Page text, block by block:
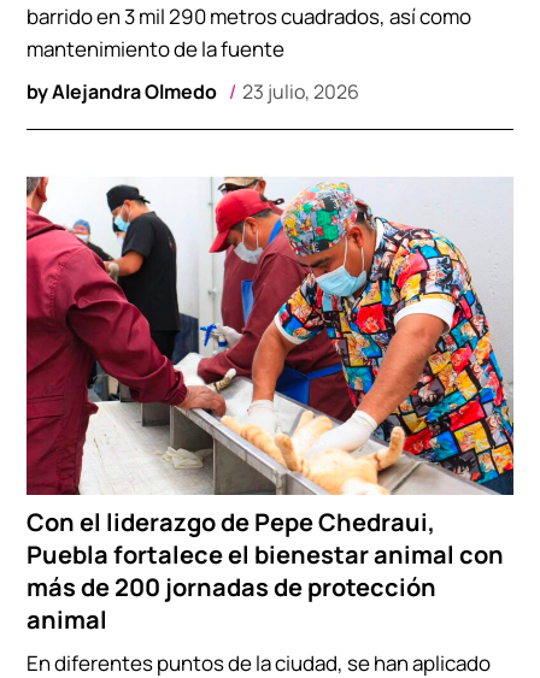
byAlejandra Olmedo 23 julio, 2026
barrido en 3 mil 290 metros cuadrados, así como
mantenimiento de la fuente
Con el liderazgo de Pepe Chedraui,
Puebla fortalece el bienestar animal con
más de 200 jornadas de protección
animal
En diferentes puntos de la ciudad, se han aplicado